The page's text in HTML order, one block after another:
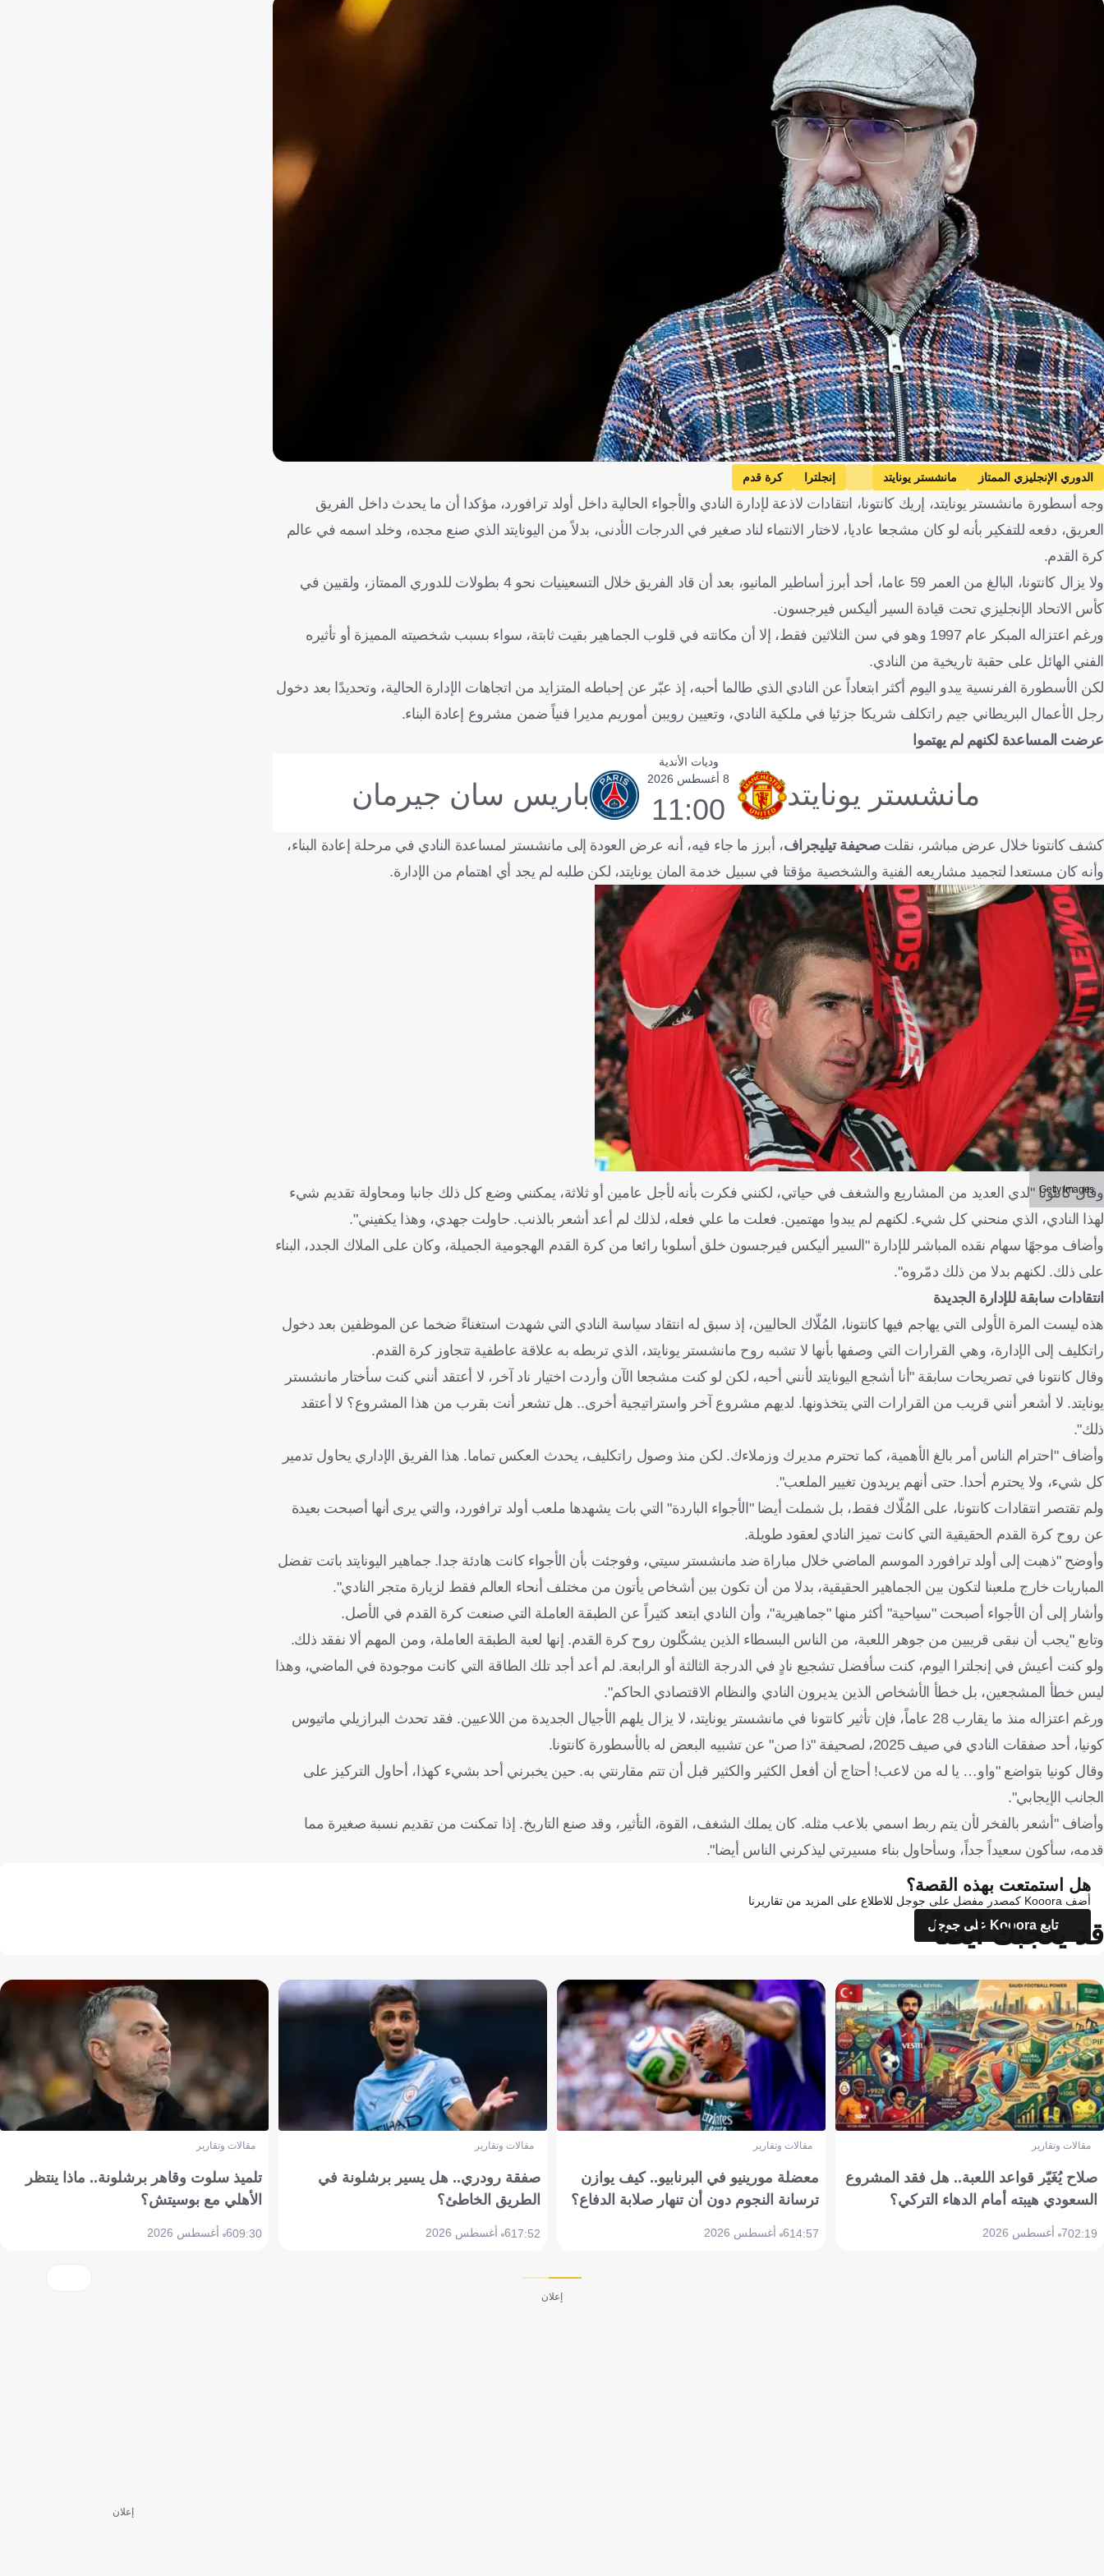
Getty Images
الدوري الإنجليزي الممتاز مانشستر يونايتد إنجلترا كرة قدم
وجه أسطورة مانشستر يونايتد، إريك كانتونا، انتقادات لاذعة لإدارة النادي والأجواء الحالية داخل أولد ترافورد، مؤكدا أن ما يحدث داخل الفريق
العريق، دفعه للتفكير بأنه لو كان مشجعا عاديا، لاختار الانتماء لناد صغير في الدرجات الأدنى، بدلاً من اليونايتد الذي صنع مجده، وخلد اسمه في عالم
كرة القدم.
ولا يزال كانتونا، البالغ من العمر 59 عاما، أحد أبرز أساطير المانيو، بعد أن قاد الفريق خلال التسعينيات نحو 4 بطولات للدوري الممتاز، ولقبين في
كأس الاتحاد الإنجليزي تحت قيادة السير أليكس فيرجسون.
ورغم اعتزاله المبكر عام 1997 وهو في سن الثلاثين فقط، إلا أن مكانته في قلوب الجماهير بقيت ثابتة، سواء بسبب شخصيته المميزة أو تأثيره
الفني الهائل على حقبة تاريخية من النادي.
لكن الأسطورة الفرنسية يبدو اليوم أكثر ابتعاداً عن النادي الذي طالما أحبه، إذ عبّر عن إحباطه المتزايد من اتجاهات الإدارة الحالية، وتحديدًا بعد دخول
رجل الأعمال البريطاني جيم راتكلف شريكا جزئيا في ملكية النادي، وتعيين رويبن أموريم مديرا فنياً ضمن مشروع إعادة البناء.
عرضت المساعدة لكنهم لم يهتموا
وديات الأندية
مانشستر يونايتد 8 أغسطس 2026
11:00 باريس سان جيرمان
كشف كانتونا خلال عرض مباشر، نقلتصحيفة تيليجراف، أبرز ما جاء فيه، أنه عرض العودة إلى مانشستر لمساعدة النادي في مرحلة إعادة البناء،
وأنه كان مستعدا لتجميد مشاريعه الفنية والشخصية مؤقتا في سبيل خدمة المان يونايتد، لكن طلبه لم يجد أي اهتمام من الإدارة.
Getty Images
وقال كانتونا "لدي العديد من المشاريع والشغف في حياتي، لكنني فكرت بأنه لأجل عامين أو ثلاثة، يمكنني وضع كل ذلك جانبا ومحاولة تقديم شيء
لهذا النادي، الذي منحني كل شيء. لكنهم لم يبدوا مهتمين. فعلت ما علي فعله، لذلك لم أعد أشعر بالذنب. حاولت جهدي، وهذا يكفيني".
وأضاف موجهًا سهام نقده المباشر للإدارة "السير أليكس فيرجسون خلق أسلوبا رائعا من كرة القدم الهجومية الجميلة، وكان على الملاك الجدد، البناء
على ذلك. لكنهم بدلا من ذلك دمّروه".
انتقادات سابقة للإدارة الجديدة
هذه ليست المرة الأولى التي يهاجم فيها كانتونا، المُلّاك الحاليين، إذ سبق له انتقاد سياسة النادي التي شهدت استغناءً ضخما عن الموظفين بعد دخول
راتكليف إلى الإدارة، وهي القرارات التي وصفها بأنها لا تشبه روح مانشستر يونايتد، الذي تربطه به علاقة عاطفية تتجاوز كرة القدم.
وقال كانتونا في تصريحات سابقة "أنا أشجع اليونايتد لأنني أحبه، لكن لو كنت مشجعا الآن وأردت اختيار ناد آخر، لا أعتقد أنني كنت سأختار مانشستر
يونايتد. لا أشعر أنني قريب من القرارات التي يتخذونها. لديهم مشروع آخر واستراتيجية أخرى.. هل تشعر أنت بقرب من هذا المشروع؟ لا أعتقد
ذلك".
وأضاف "احترام الناس أمر بالغ الأهمية، كما تحترم مديرك وزملاءك. لكن منذ وصول راتكليف، يحدث العكس تماما. هذا الفريق الإداري يحاول تدمير
كل شيء، ولا يحترم أحدا. حتى أنهم يريدون تغيير الملعب".
ولم تقتصر انتقادات كانتونا، على المُلّاك فقط، بل شملت أيضا "الأجواء الباردة" التي بات يشهدها ملعب أولد ترافورد، والتي يرى أنها أصبحت بعيدة
عن روح كرة القدم الحقيقية التي كانت تميز النادي لعقود طويلة.
وأوضح "ذهبت إلى أولد ترافورد الموسم الماضي خلال مباراة ضد مانشستر سيتي، وفوجئت بأن الأجواء كانت هادئة جدا. جماهير اليونايتد باتت تفضل
المباريات خارج ملعبنا لتكون بين الجماهير الحقيقية، بدلا من أن تكون بين أشخاص يأتون من مختلف أنحاء العالم فقط لزيارة متجر النادي".
وأشار إلى أن الأجواء أصبحت "سياحية" أكثر منها "جماهيرية"، وأن النادي ابتعد كثيراً عن الطبقة العاملة التي صنعت كرة القدم في الأصل.
وتابع "يجب أن نبقى قريبين من جوهر اللعبة، من الناس البسطاء الذين يشكّلون روح كرة القدم. إنها لعبة الطبقة العاملة، ومن المهم ألا نفقد ذلك.
ولو كنت أعيش في إنجلترا اليوم، كنت سأفضل تشجيع نادٍ في الدرجة الثالثة أو الرابعة. لم أعد أجد تلك الطاقة التي كانت موجودة في الماضي، وهذا
ليس خطأ المشجعين، بل خطأ الأشخاص الذين يديرون النادي والنظام الاقتصادي الحاكم".
ورغم اعتزاله منذ ما يقارب 28 عاماً، فإن تأثير كانتونا في مانشستر يونايتد، لا يزال يلهم الأجيال الجديدة من اللاعبين. فقد تحدث البرازيلي ماتيوس
كونيا، أحد صفقات النادي في صيف 2025، لصحيفة "ذا صن" عن تشبيه البعض له بالأسطورة كانتونا.
وقال كونيا بتواضع "واو… يا له من لاعب! أحتاج أن أفعل الكثير والكثير قبل أن تتم مقارنتي به. حين يخبرني أحد بشيء كهذا، أحاول التركيز على
الجانب الإيجابي".
وأضاف "أشعر بالفخر لأن يتم ربط اسمي بلاعب مثله. كان يملك الشغف، القوة، التأثير، وقد صنع التاريخ. إذا تمكنت من تقديم نسبة صغيرة مما
قدمه، سأكون سعيداً جداً، وسأحاول بناء مسيرتي ليذكرني الناس أيضا".
هل استمتعت بهذه القصة؟
أضف Kooora كمصدر مفضل على جوجل للاطلاع على المزيد من تقاريرنا
تابع Kooora على جوجل
قد يعجبك أيضاً
مقالات وتقارير
صلاح يُغَيّر قواعد اللعبة.. هل فقد المشروع
السعودي هيبته أمام الدهاء التركي؟
02:197 أغسطس 2026
مقالات وتقارير
معضلة مورينيو في البرنابيو.. كيف يوازن
ترسانة النجوم دون أن تنهار صلابة الدفاع؟
14:576 أغسطس 2026
مقالات وتقارير
صفقة رودري.. هل يسير برشلونة في
الطريق الخاطئ؟
17:526 أغسطس 2026
مقالات وتقارير
تلميذ سلوت وقاهر برشلونة.. ماذا ينتظر
الأهلي مع بوسيتش؟
09:306 أغسطس 2026
إعلان
إعلان